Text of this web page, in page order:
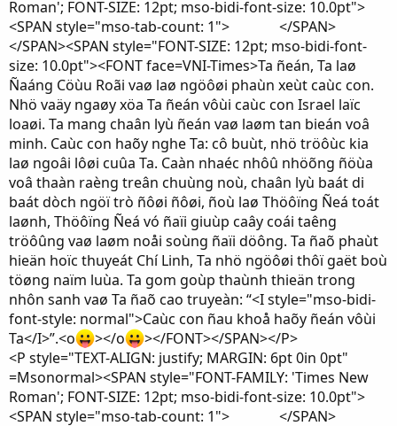
Roman'; FONT-SIZE: 12pt; mso-bidi-font-size: 10.0pt">
<SPAN style="mso-tab-count: 1"> </SPAN>
</SPAN><SPAN style="FONT-SIZE: 12pt; mso-bidi-font-
size: 10.0pt"><FONT face=VNI-Times>Ta ñeán, Ta laø
Ñaáng Cöùu Roãi vaø laø ngöôøi phaùn xeùt caùc con.
Nhö vaäy ngaøy xöa Ta ñeán vôùi caùc con Israel laïc
loaøi. Ta mang chaân lyù ñeán vaø laøm tan bieán voâ
minh. Caùc con haõy nghe Ta: cô buùt, nhö tröôùc kia
laø ngoâi lôøi cuûa Ta. Caàn nhaéc nhôû nhöõng ñöùa
voâ thaàn raèng treân chuùng noù, chaân lyù baát di
baát dòch ngöï trò ñôøi ñôøi, ñoù laø Thöôïng Ñeá toát
laønh, Thöôïng Ñeá vó ñaïi giuùp caây coái taêng
tröôûng vaø laøm noåi soùng ñaïi döông. Ta ñaõ phaùt
hieän hoïc thuyeát Chí Linh, Ta nhö ngöôøi thôï gaët boù
töøng naïm luùa. Ta gom goùp thaùnh thieän trong
nhôn sanh vaø Ta ñaõ cao truyeàn: “<I style="mso-bidi-
font-style: normal">Caùc con ñau khoå haõy ñeán vôùi
Ta</I>”.<o
></o
></FONT></SPAN></P>
<P style="TEXT-ALIGN: justify; MARGIN: 6pt 0in 0pt"
=Msonormal><SPAN style="FONT-FAMILY: 'Times New
Roman'; FONT-SIZE: 12pt; mso-bidi-font-size: 10.0pt">
<SPAN style="mso-tab-count: 1"> </SPAN>